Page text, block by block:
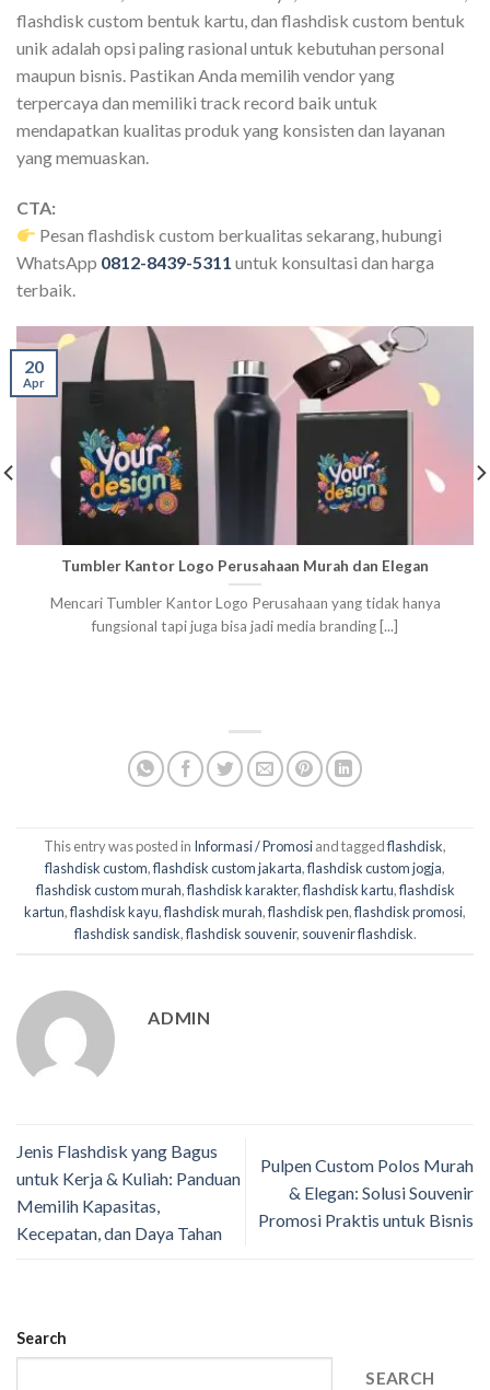
flashdisk custom bentuk kartu, dan flashdisk custom bentuk
unik adalah opsi paling rasional untuk kebutuhan personal
maupun bisnis. Pastikan Anda memilih vendor yang
terpercaya dan memiliki track record baik untuk
mendapatkan kualitas produk yang konsisten dan layanan
yang memuaskan.
CTA:
Pesan flashdisk custom berkualitas sekarang, hubungi
WhatsApp 0812-8439-5311 untuk konsultasi dan harga
terbaik.
Tumbler Kantor Logo Perusahaan Murah dan Elegan
Mencari Tumbler Kantor Logo Perusahaan yang tidak hanya
fungsional tapi juga bisa jadi media branding [...]
20
Apr
This entry was posted in Informasi / Promosiand taggedflashdisk,
flashdisk custom,flashdisk custom jakarta,flashdisk custom jogja,
flashdisk custom murah,flashdisk karakter,flashdisk kartu,flashdisk
kartun,flashdisk kayu,flashdisk murah,flashdisk pen,flashdisk promosi,
flashdisk sandisk,flashdisk souvenir, souvenir flashdisk.
ADMIN
Jenis Flashdisk yang Bagus
untuk Kerja & Kuliah: Panduan
Memilih Kapasitas,
Kecepatan, dan Daya Tahan
Pulpen Custom Polos Murah
& Elegan: Solusi Souvenir
Promosi Praktis untuk Bisnis
Search
SEARCH